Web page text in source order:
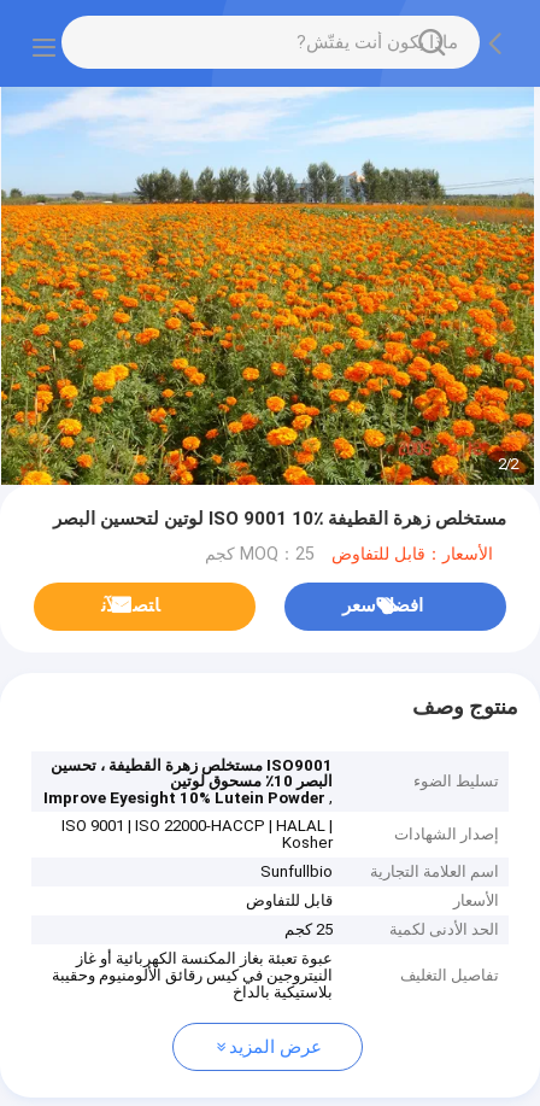
2
/
2
مستخلص زهرة القطيفة ISO 9001 10٪ لوتين لتحسين البصر
الأسعار：قابل للتفاوض MOQ：25 كجم
افضل سعر ﺎﺘﺼﻟ ﺍﻶﻧ
منتوج وصف
تسليط الضوء
ISO9001 مستخلص زهرة القطيفة ، تحسين
البصر 10٪ مسحوق لوتين
,
Improve Eyesight 10% Lutein Powder
إصدار الشهادات
ISO 9001 | ISO 22000-HACCP | HALAL |
Kosher
اسم العلامة التجارية
Sunfullbio
الأسعار
قابل للتفاوض
الحد الأدنى لكمية
25 كجم
تفاصيل التغليف
عبوة تعبئة بغاز المكنسة الكهربائية أو غاز
النيتروجين في كيس رقائق الألومنيوم وحقيبة
بلاستيكية بالداخ
عرض المزيد